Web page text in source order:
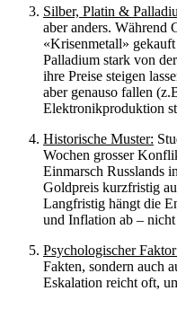
Silber, Platin &
aber anders. Während
«Krisenmetall»
Palladium stark von
ihre Preise steigen
aber genauso fallen
Elektronikproduktion
Historische Muster:
Wochen grosser
Einmarsch Russlands
Goldpreis kurzfristig
Langfristig hängt die
und Inflation ab –
Psychologischer
Fakten, sondern auch
Eskalation reicht oft,